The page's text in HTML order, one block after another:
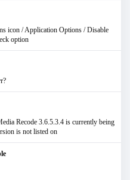
icon / Application Options / Disable
option
Recode 3.6.5.3.4 is currently being
is not listed on